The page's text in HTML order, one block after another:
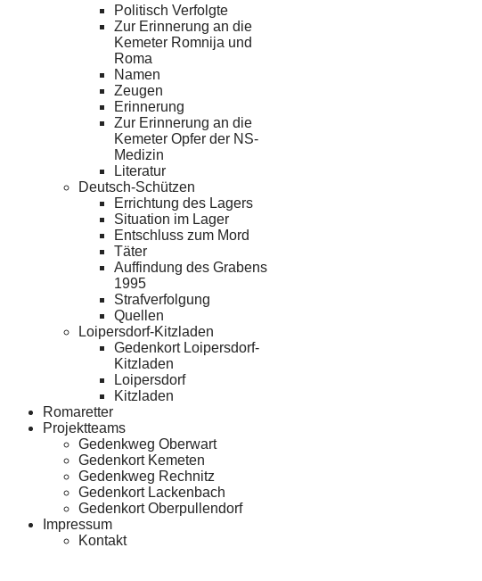
Politisch Verfolgte
Zur Erinnerung an die
Kemeter Romnija und
Roma
Namen
Zeugen
Erinnerung
Zur Erinnerung an die
Kemeter Opfer der NS-
Medizin
Literatur
Deutsch-Schützen
Errichtung des Lagers
Situation im Lager
Entschluss zum Mord
Täter
Auffindung des Grabens
1995
Strafverfolgung
Quellen
Loipersdorf-Kitzladen
Gedenkort Loipersdorf-
Kitzladen
Loipersdorf
Kitzladen
Romaretter
Projektteams
Gedenkweg Oberwart
Gedenkort Kemeten
Gedenkweg Rechnitz
Gedenkort Lackenbach
Gedenkort Oberpullendorf
Impressum
Kontakt